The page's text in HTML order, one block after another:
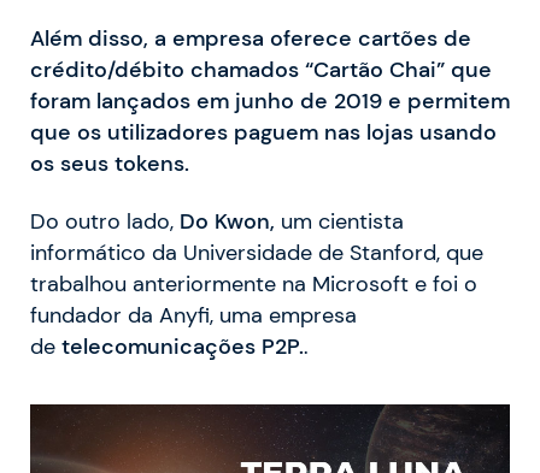
Além disso, a empresa oferece cartões de
crédito/débito chamados “Cartão Chai” que
foram lançados em junho de 2019 e permitem
que os utilizadores paguem nas lojas usando
os seus tokens.
Do outro lado, Do Kwon, um cientista
informático da Universidade de Stanford, que
trabalhou anteriormente na Microsoft e foi o
fundador da Anyfi, uma empresa
de telecomunicações P2P..